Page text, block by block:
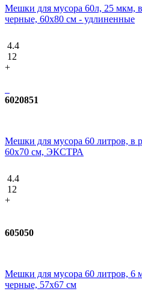
Мешки для мусора 60л, 25 мкм,
черные, 60х80 см - удлиненные
4.4
12
+
6020851
Мешки для мусора 60 литров,
60х70 см, ЭКСТРА
4.4
12
+
605050
Мешки для мусора 60 литров, 6
черные, 57х67 см